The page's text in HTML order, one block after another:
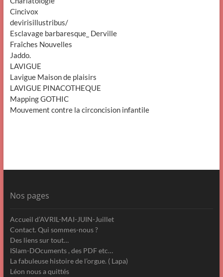
Cincivox
devirisillustribus/
Esclavage barbaresque_ Derville
Fraîches Nouvelles
Jaddo.
LAVIGUE
Lavigue Maison de plaisirs
LAVIGUE PINACOTHEQUE
Mapping GOTHIC
Mouvement contre la circoncision infantile
Nos pages
Accueil d’AVRIL-MAI-JUIN-Juillet
Contact. Qui sommes-nous ?
Des liens sur tout…
ISlam-DOcuments , des PDF etc…
La fabuleuse histoire de l’orgue. ( Lapa)
Léon nous a quittés